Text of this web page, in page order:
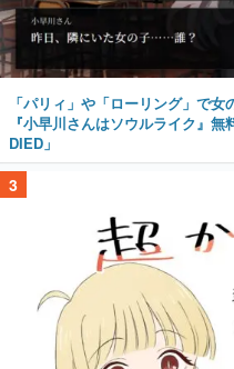
「パリィ」や「ローリング」で
『小早川さんはソウルライク』
DIED」
3